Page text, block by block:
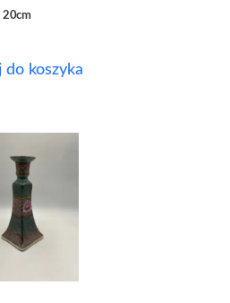
20cm
do koszyka